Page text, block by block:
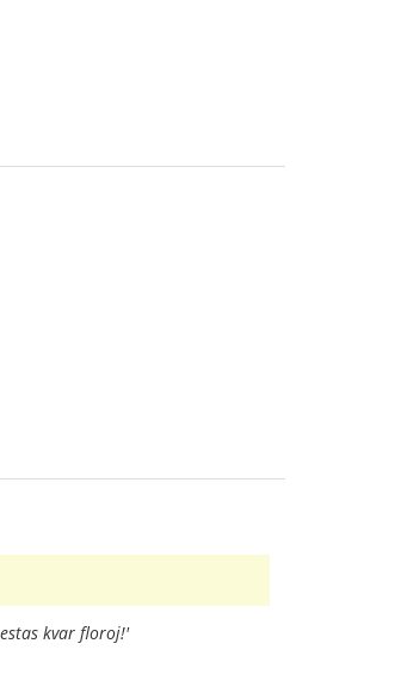
kvar floroj!'